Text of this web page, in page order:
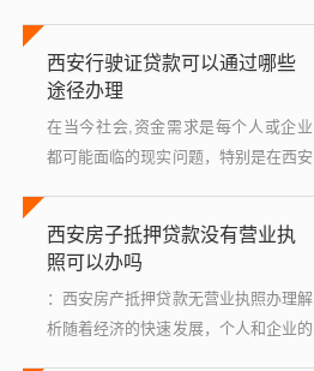
西安行驶证贷款可以通过哪些
途径办理
在当今社会,资金需求是每个人或企业
都可能面临的现实问题，特别是在西安
速获得贷款支持，行驶证贷款作为一种
较为灵...
西安房子抵押贷款没有营业执
照可以办吗
：西安房产抵押贷款无营业执照办理解
析随着经济的快速发展，个人和企业的